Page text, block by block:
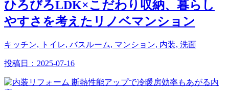
ひろびろLDK×こだわり収納、暮らし
やすさを考えたリノベマンション
キッチン, トイレ, バスルーム, マンション, 内装, 洗面
投稿日： 2025-07-16